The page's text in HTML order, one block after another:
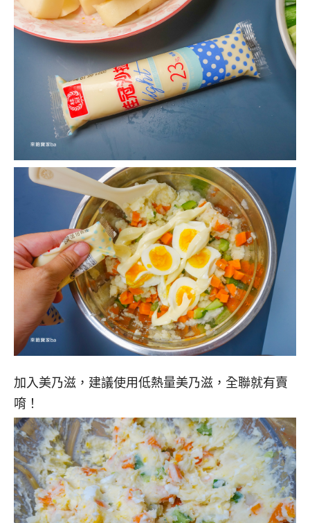
加入美乃滋，建議使用低熱量美乃滋，全聯就有賣
唷！